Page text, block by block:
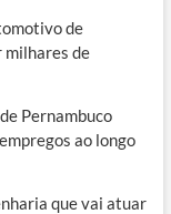
de
milhares de
Pernambuco
ao longo
que vai atuar